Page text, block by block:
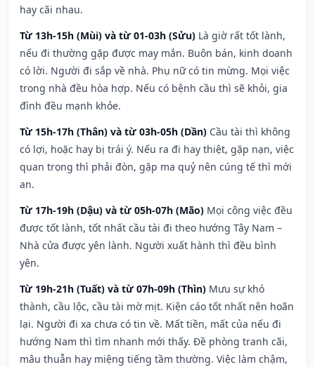
hay cãi nhau.
Từ 13h-15h (Mùi) và từ 01-03h (Sửu) Là giờ rất tốt lành,
nếu đi thường gặp được may mắn. Buôn bán, kinh doanh
có lời. Người đi sắp về nhà. Phụ nữ có tin mừng. Mọi việc
trong nhà đều hòa hợp. Nếu có bệnh cầu thì sẽ khỏi, gia
đình đều mạnh khỏe.
Từ 15h-17h (Thân) và từ 03h-05h (Dần) Cầu tài thì không
có lợi, hoặc hay bị trái ý. Nếu ra đi hay thiệt, gặp nạn, việc
quan trọng thì phải đòn, gặp ma quỷ nên cúng tế thì mới
an.
Từ 17h-19h (Dậu) và từ 05h-07h (Mão) Mọi công việc đều
được tốt lành, tốt nhất cầu tài đi theo hướng Tây Nam –
Nhà cửa được yên lành. Người xuất hành thì đều bình
yên.
Từ 19h-21h (Tuất) và từ 07h-09h (Thìn) Mưu sự khó
thành, cầu lộc, cầu tài mờ mịt. Kiện cáo tốt nhất nên hoãn
lại. Người đi xa chưa có tin về. Mất tiền, mất của nếu đi
hướng Nam thì tìm nhanh mới thấy. Đề phòng tranh cãi,
mâu thuẫn hay miệng tiếng tầm thường. Việc làm chậm,